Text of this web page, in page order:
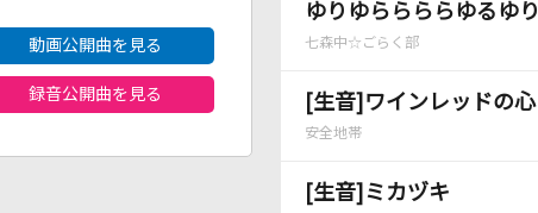
ゆりゆららららゆるゆ
七森中☆ごらく部
[生音]ワインレッドの心
安全地帯
[生音]ミカヅキ
動画公開曲を見る
録音公開曲を見る